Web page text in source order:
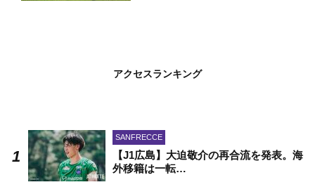
アクセスランキング
SANFRECCE
【J1広島】大迫敬介の再合流を発表。海
外移籍は一転…